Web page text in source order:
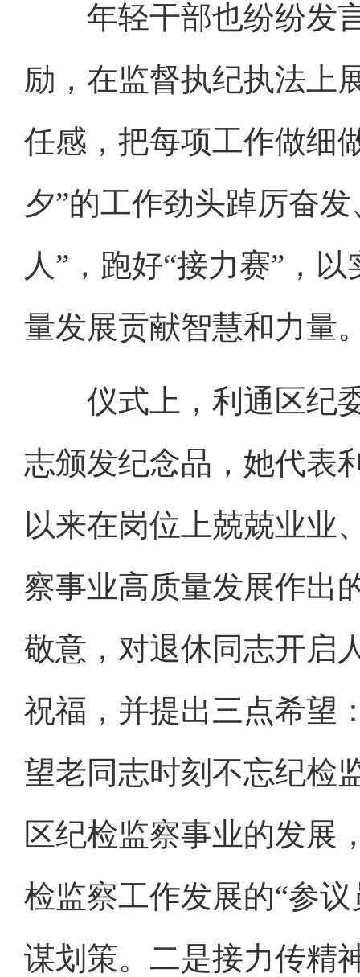
年轻干部也纷纷发言
励，在监督执纪执法上
任感，把每项工作做细
夕”的工作劲头踔厉奋
人”，跑好“接力赛”，
量发展贡献智慧和力量
仪式上，利通区纪委
志颁发纪念品，她代表
以来在岗位上兢兢业业
察事业高质量发展作出
敬意，对退休同志开启
祝福，并提出三点希望
望老同志时刻不忘纪检
区纪检监察事业的发展
检监察工作发展的“参
谋划策。二是接力传精